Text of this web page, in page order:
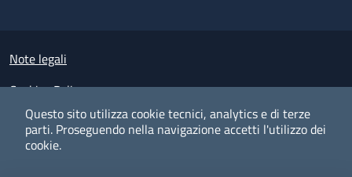
Questo sito utilizza cookie tecnici, analytics e di terze
parti. Proseguendo nella navigazione accetti l'utilizzo dei
cookie.
Small prints
Note legali
Cookies Policy
Policy privacy e protezione del dato personale
Albo pretorio on-line